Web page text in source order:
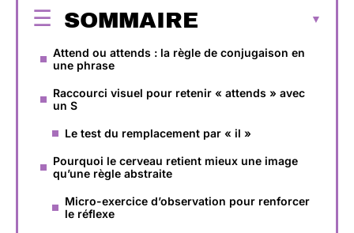
SOMMAIRE
Attend ou attends : la règle de conjugaison en
une phrase
Raccourci visuel pour retenir « attends » avec
un S
Le test du remplacement par « il »
Pourquoi le cerveau retient mieux une image
qu’une règle abstraite
Micro-exercice d’observation pour renforcer
le réflexe